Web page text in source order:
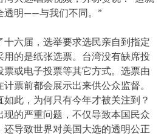
透明——与我们不同。”
十六届，选举要求选民亲自到指定
用的是纸张选票。台湾没有缺席投
票或电子投票等其它方式。选票由
票前都会展示出来供公众监督。
此，为何只有今年才被关注到？
现的严重问题，不仅导致本国民众
还导致世界对美国大选的透明公正